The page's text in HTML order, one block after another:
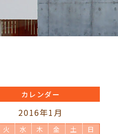
カレンダー
2016年1月
火 水 木 金 土 日